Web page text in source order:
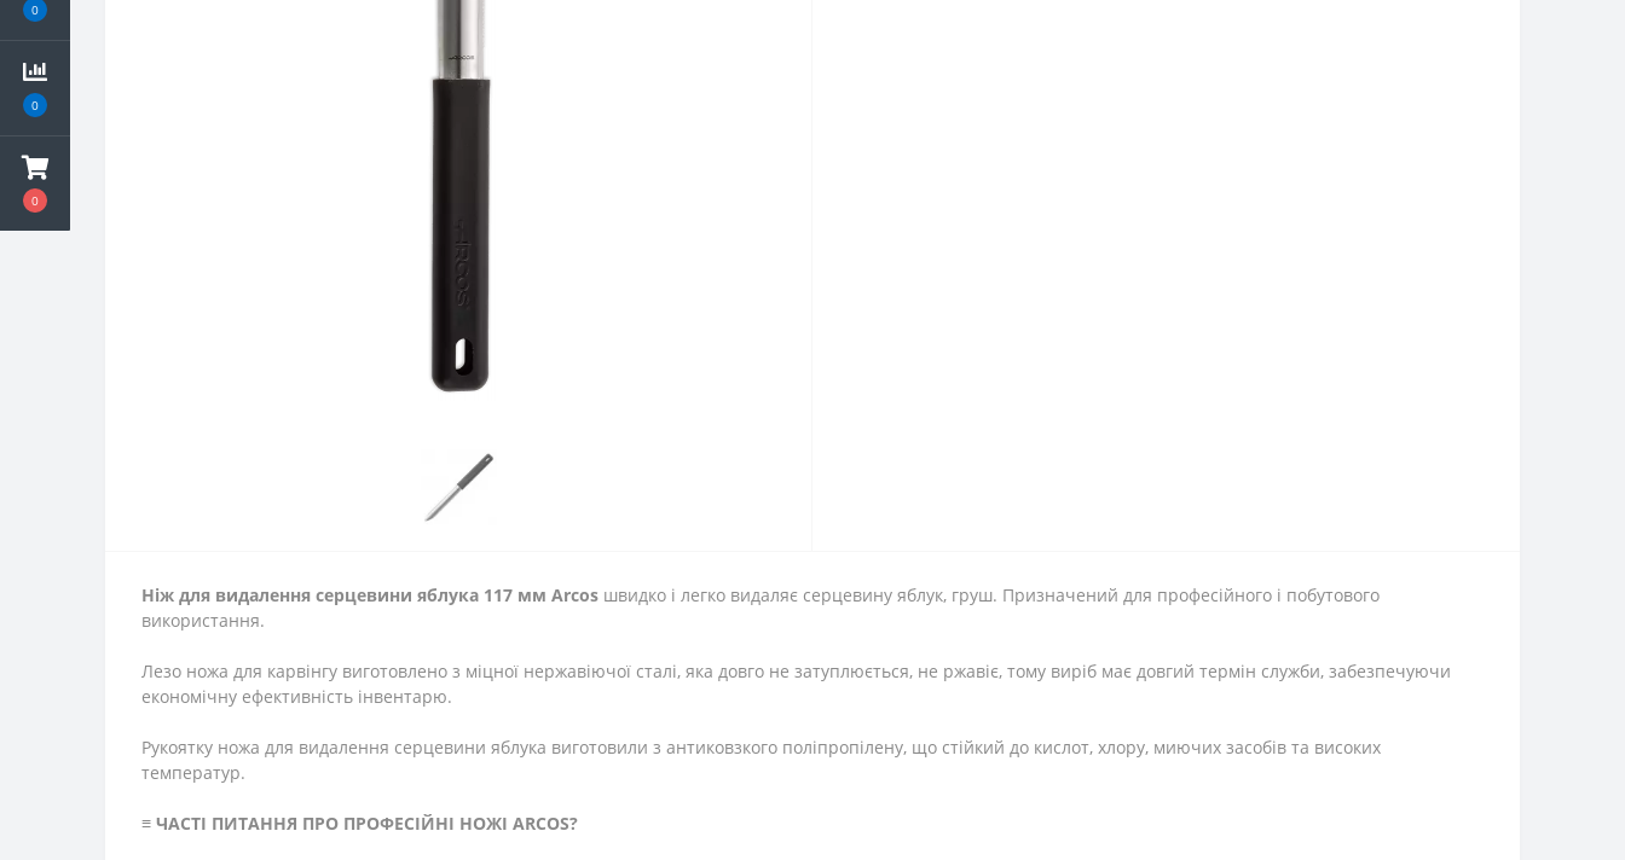
0
0
0
Ніж для видалення серцевини яблука 117 мм Arcos швидко і легко видаляє серцевину яблук, груш. Призначений для професійного і побутового
використання.
Лезо ножа для карвінгу виготовлено з міцної нержавіючої сталі, яка довго не затуплюється, не ржавіє, тому виріб має довгий термін служби, забезпечуючи
економічну ефективність інвентарю.
Рукоятку ножа для видалення серцевини яблука виготовили з антиковзкого поліпропілену, що стійкий до кислот, хлору, миючих засобів та високих
температур.
≡ ЧАСТІ ПИТАННЯ ПРО ПРОФЕСІЙНІ НОЖІ ARCOS?